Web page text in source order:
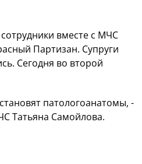
вместе с МЧС
Партизан. Супруги
Сегодня во второй
патологоанатомы, -
Татьяна Самойлова.